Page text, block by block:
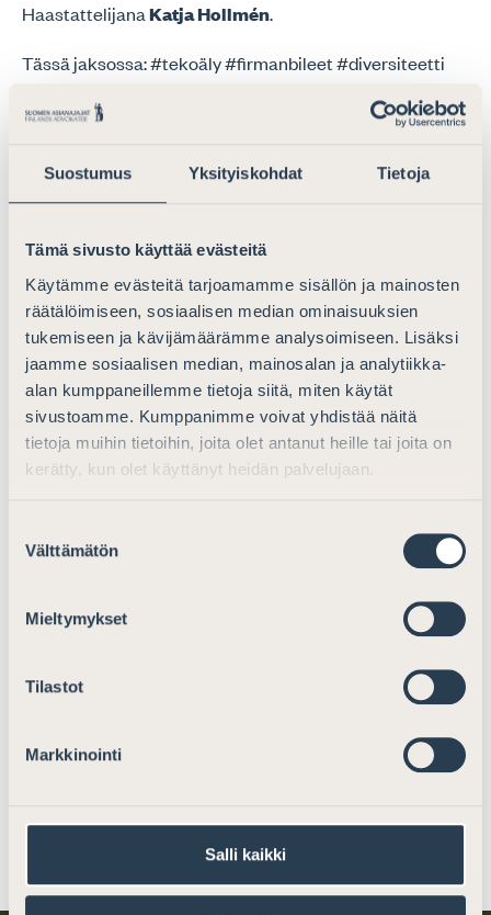
Suostumus Yksityiskohdat Tietoja
Tämä sivusto käyttää evästeitä
Käytämme evästeitä tarjoamamme sisällön ja mainosten
räätälöimiseen, sosiaalisen median ominaisuuksien
tukemiseen ja kävijämäärämme analysoimiseen. Lisäksi
jaamme sosiaalisen median, mainosalan ja analytiikka-
alan kumppaneillemme tietoja siitä, miten käytät
sivustoamme. Kumppanimme voivat yhdistää näitä
tietoja muihin tietoihin, joita olet antanut heille tai joita on
kerätty, kun olet käyttänyt heidän palvelujaan.
valinta
Välttämätön
Mieltymykset
Tilastot
Markkinointi
Salli kaikki
HaastattelijanaKatja Hollmén.
Tässä jaksossa: #tekoäly #firmanbileet #diversiteetti
#tiedeuteliaisuus #danielkahneman
#aivojenhyvinvointi #korona #hapanleipäjuuri
#koskameilläonbach #howlingwolf
Jaa somessa